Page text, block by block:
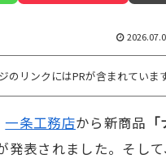
のリンクにはPRが含まれています
一条工務店から新商品
発表されました。そし